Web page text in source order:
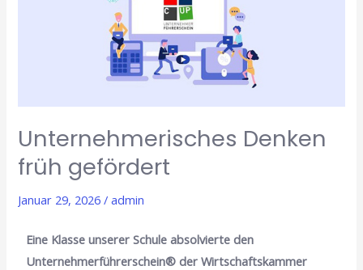
Unternehmerisches Denken
früh gefördert
Januar 29, 2026/admin
Eine Klasse unserer Schule absolvierte den
Unternehmerführerschein® der Wirtschaftskammer